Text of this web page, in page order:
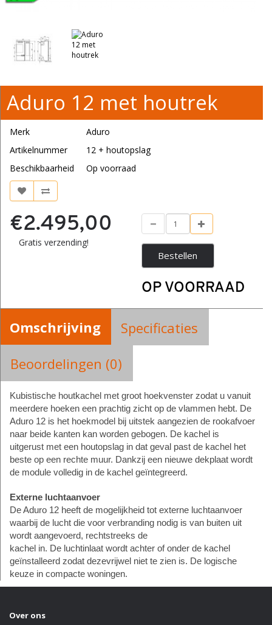
Aduro 12 met houtrek
Merk
Aduro
Artikelnummer
12 + houtopslag
Beschikbaarheid
Op voorraad
€2.495,00
Gratis verzending!
Bestellen
OP VOORRAAD
Omschrijving
Specificaties
Beoordelingen (0)
Kubistische houtkachel met groot hoekvenster zodat u vanuit
meerdere hoeken een prachtig zicht op de vlammen hebt. De
Aduro 12 is het hoekmodel bij uitstek aangezien de rookafvoer
naar beide kanten kan worden gebogen. De kachel is
uitgerust met een houtopslag in dat geval past de kachel het
beste op een rechte muur. Dankzij een nieuwe dekplaat wordt
de module volledig in de kachel geïntegreerd.
Externe luchtaanvoer
De Aduro 12 heeft de mogelijkheid tot externe luchtaanvoer
waarbij de lucht die voor verbranding nodig is van buiten uit
wordt aangevoerd, rechtstreeks de
kachel in. De luchtinlaat wordt achter of onder de kachel
geïnstalleerd zodat dezevrijwel niet te zien is. De logische
keuze in compacte woningen.
Over ons